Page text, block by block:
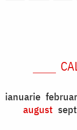
ianuarie
august